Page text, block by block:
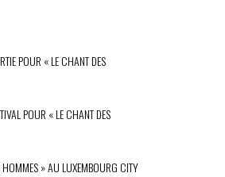
POUR « LE CHANT DES
POUR « LE CHANT DES
HOMMES » AU LUXEMBOURG CITY